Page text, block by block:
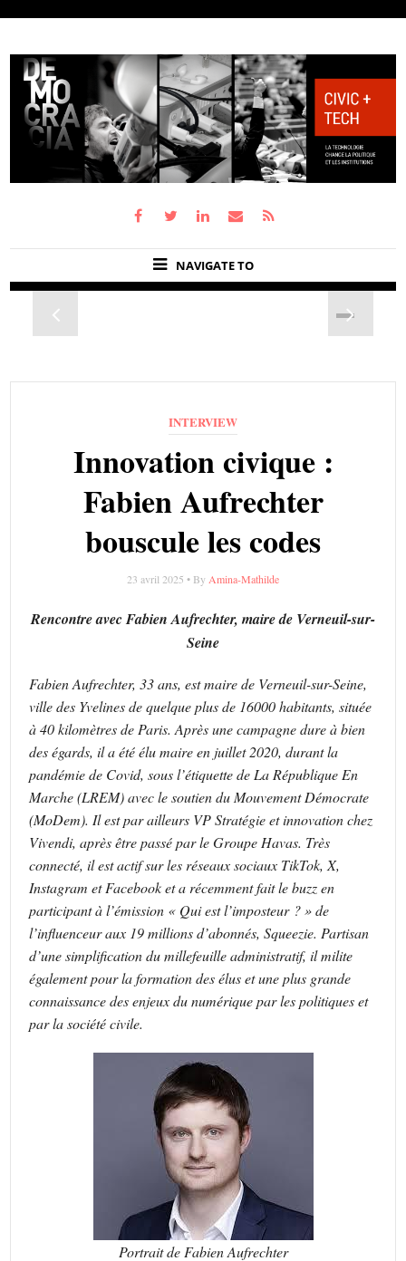
NAVIGATE TO
INTERVIEW
Innovation civique :
Fabien Aufrechter
bouscule les codes
23 avril 2025 • By Amina-Mathilde
Rencontre avec Fabien Aufrechter, maire de Verneuil-sur-
Seine
Fabien Aufrechter, 33 ans, est maire de Verneuil-sur-Seine,
ville des Yvelines de quelque plus de 16000 habitants, située
à 40 kilomètres de Paris. Après une campagne dure à bien
des égards, il a été élu maire en juillet 2020, durant la
pandémie de Covid, sous l’étiquette de La République En
Marche (LREM) avec le soutien du Mouvement Démocrate
(MoDem). Il est par ailleurs VP Stratégie et innovation chez
Vivendi, après être passé par le Groupe Havas. Très
connecté, il est actif sur les réseaux sociaux TikTok, X,
Instagram et Facebook et a récemment fait le buzz en
participant à l’émission « Qui est l’imposteur ? » de
l’influenceur aux 19 millions d’abonnés, Squeezie. Partisan
d’une simplification du millefeuille administratif, il milite
également pour la formation des élus et une plus grande
connaissance des enjeux du numérique par les politiques et
par la société civile.
Portrait de Fabien Aufrechter